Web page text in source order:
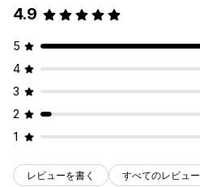
4.9
5
4
3
2
1
レビューを書く すべてのレビュー